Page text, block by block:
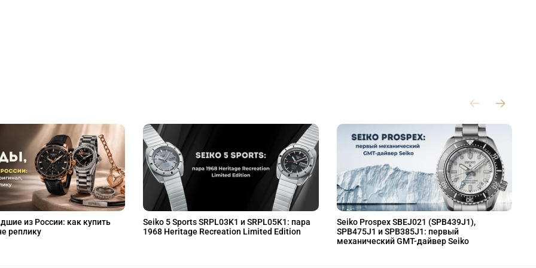
из России: как купить
реплику
Seiko 5 Sports SRPL03K1 и SRPL05K1: пара
1968 Heritage Recreation Limited Edition
Seiko Prospex SBEJ021 (SPB439J1),
SPB475J1 и SPB385J1: первый
механический GMT-дайвер Seiko